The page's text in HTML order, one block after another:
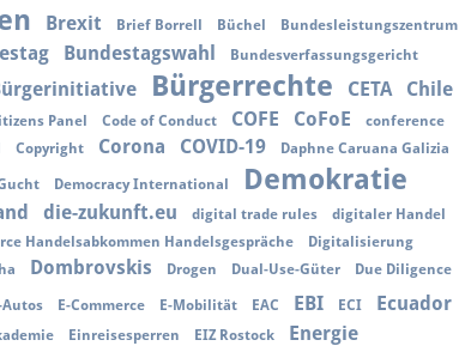
Brexit Brief Borrell Büchel
Bundesleistungszentrum
Bundestagswahl Bundesverfassungsgericht
Bürgerrechte CETA
Chile
Panel Code of Conduct COFE CoFoE
conference
Copyright Corona COVID-19 Daphne Caruana Galizia
Democracy International Demokratie
die-zukunft.eu digital trade rules
digitaler Handel
Handelsabkommen Handelsgespräche
Digitalisierung
Dombrovskis Drogen Dual-Use-Güter Due Diligence
Autos E-Commerce E-Mobilität EAC EBI ECI Ecuador
Einreisesperren EIZ Rostock
Energie